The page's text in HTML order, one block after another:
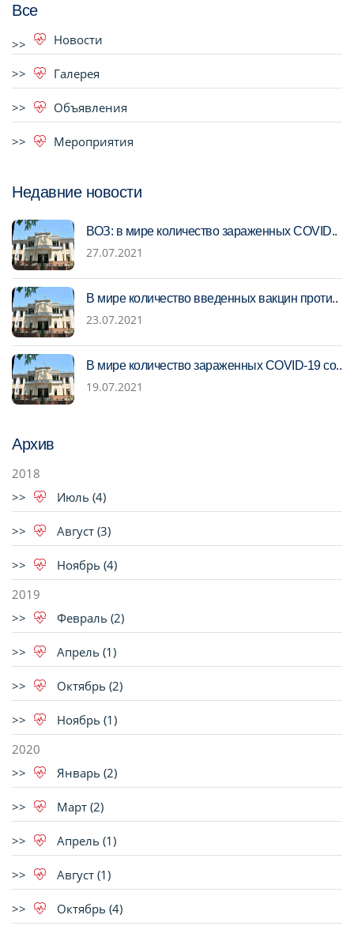
Все
Новости
Галерея
Объявления
Мероприятия
Недавние новости
ВОЗ: в мире количество зараженных COVID..
27.07.2021
В мире количество введенных вакцин проти..
23.07.2021
В мире количество зараженных COVID-19 со..
19.07.2021
Архив
2018
Июль (4)
Август (3)
Ноябрь (4)
2019
Февраль (2)
Апрель (1)
Октябрь (2)
Ноябрь (1)
2020
Январь (2)
Март (2)
Апрель (1)
Август (1)
Октябрь (4)